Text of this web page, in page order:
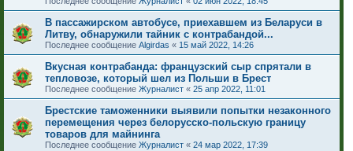
В пассажирском автобусе, приехавшем из Беларуси в
Литву, обнаружили тайник с контрабандой...
Последнее сообщение Algirdas « 15 май 2022, 14:26
Вкусная контрабанда: французский сыр спрятали в
тепловозе, который шел из Польши в Брест
Последнее сообщение Журналист « 25 апр 2022, 11:01
Брестские таможенники выявили попытки незаконного
перемещения через белорусско-польскую границу
товаров для майнинга
Последнее сообщение Журналист « 24 мар 2022, 17:39